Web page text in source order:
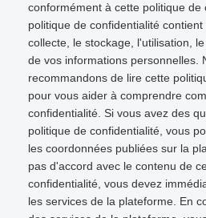
conformément à cette politique de
politique de confidentialité
collecte, le stockage, l'utilisation,
de vos informations personnelles.
recommandons de lire cette
pour vous aider à comprendre
confidentialité. Si vous avez des
politique de confidentialité, vous
les coordonnées publiées sur la
pas d'accord avec le contenu de
confidentialité, vous devez
les services de la plateforme. En